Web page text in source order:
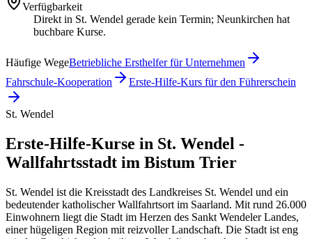
Verfügbarkeit
Direkt in St. Wendel gerade kein Termin; Neunkirchen hat
buchbare Kurse.
Häufige WegeBetriebliche Ersthelfer für Unternehmen
Fahrschule-Kooperation
Erste-Hilfe-Kurs für den Führerschein
St. Wendel
Erste-Hilfe-Kurse in St. Wendel -
Wallfahrtsstadt im Bistum Trier
St. Wendel ist die Kreisstadt des Landkreises St. Wendel und ein
bedeutender katholischer Wallfahrtsort im Saarland. Mit rund 26.000
Einwohnern liegt die Stadt im Herzen des Sankt Wendeler Landes,
einer hügeligen Region mit reizvoller Landschaft. Die Stadt ist eng